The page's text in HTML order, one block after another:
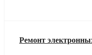
Ремонт